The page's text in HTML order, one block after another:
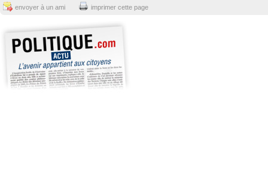
envoyer à un ami imprimer cette page